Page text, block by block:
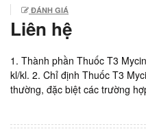
ĐÁNH GIÁ
Liên hệ
1. Thành phần Thuốc T3
kl/kl. 2. Chỉ định Thuốc T3
thường, đặc biệt các trường